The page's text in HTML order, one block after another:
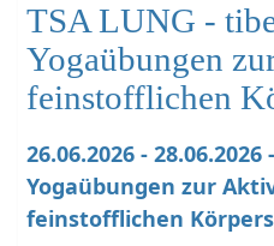
TSA LUNG -
Yogaübungen
feinstofflichen
26.06.2026 -
Yogaübungen zur
feinstofflichen Körpers